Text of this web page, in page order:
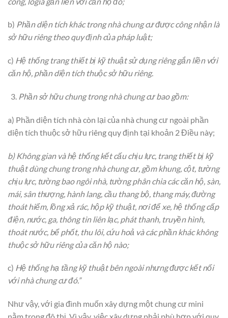
b) Phần diện tích khác trong nhà chung cư được công nhận là
sở hữu riêng theo quy định của pháp luật;
c) Hệ thống trang thiết bị kỹ thuật sử dụng riêng gắn liền với
căn hộ, phần diện tích thuộc sở hữu riêng.
Phần sở hữu chung trong nhà chung cư bao gồm:
a) Phần diện tích nhà còn lại của nhà chung cư ngoài phần
diện tích thuộc sở hữu riêng quy định tại khoản 2 Điều này;
b) Không gian và hệ thống kết cấu chịu lực, trang thiết bị kỹ
thuật dùng chung trong nhà chung cư, gồm khung, cột, tường
chịu lực, tường bao ngôi nhà, tường phân chia các căn hộ, sàn,
mái, sân thượng, hành lang, cầu thang bộ, thang máy, đường
thoát hiểm, lồng xả rác, hộp kỹ thuật, nơi để xe, hệ thống cấp
điện, nước, ga, thông tin liên lạc, phát thanh, truyền hình,
thoát nước, bể phốt, thu lôi, cứu hoả và các phần khác không
thuộc sở hữu riêng của căn hộ nào;
c) Hệ thống hạ tầng kỹ thuật bên ngoài nhưng được kết nối
với nhà chung cư đó.”
Như vậy, với gia đình muốn xây dựng một chung cư mini